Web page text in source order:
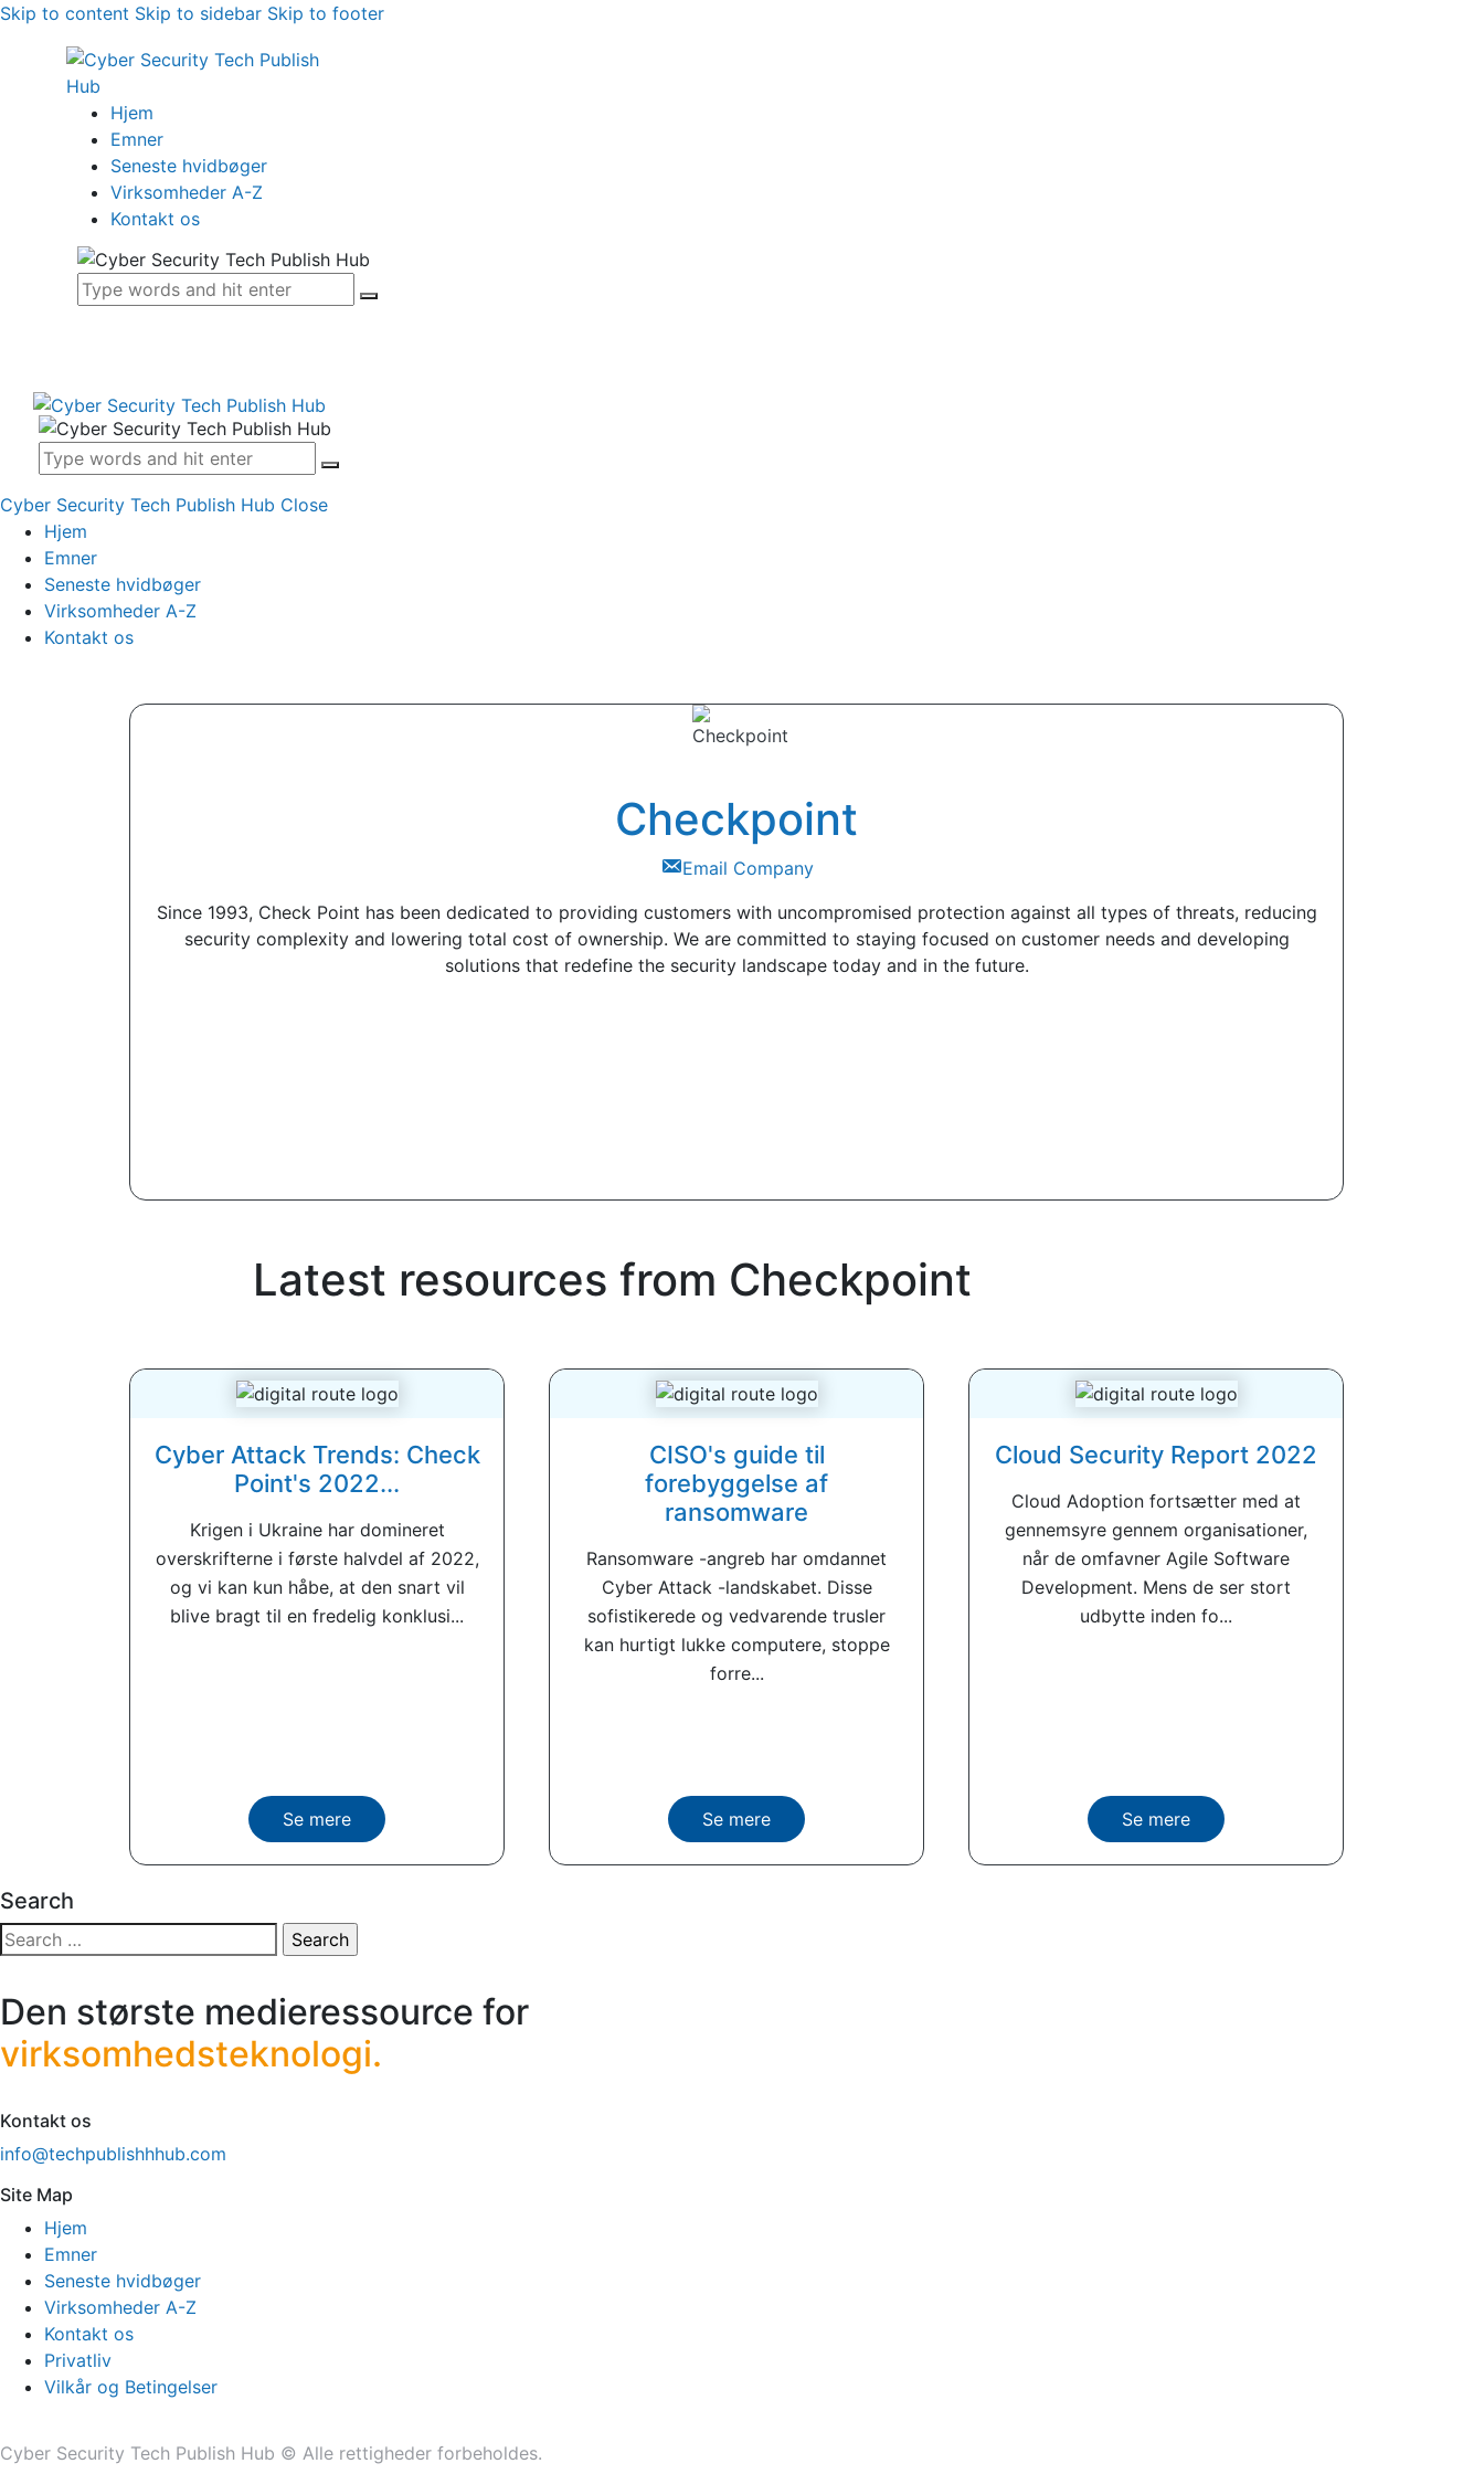
Skip to content Skip to sidebar Skip to footer
Hjem
Emner
Seneste hvidbøger
Virksomheder A-Z
Kontakt os
Cyber Security Tech Publish Hub Close
Hjem
Emner
Seneste hvidbøger
Virksomheder A-Z
Kontakt os
Checkpoint
Email Company
Since 1993, Check Point has been dedicated to providing customers with uncompromised protection against all types of threats, reducing
security complexity and lowering total cost of ownership. We are committed to staying focused on customer needs and developing
solutions that redefine the security landscape today and in the future.
Latest resources from Checkpoint
Cyber ​​Attack Trends: Check
Point's 2022...
Krigen i Ukraine har domineret
overskrifterne i første halvdel af 2022,
og vi kan kun håbe, at den snart vil
blive bragt til en fredelig konklusi...
Se mere
CISO's guide til
forebyggelse af
ransomware
Ransomware -angreb har omdannet
Cyber ​​Attack -landskabet. Disse
sofistikerede og vedvarende trusler
kan hurtigt lukke computere, stoppe
forre...
Se mere
Cloud Security Report 2022
Cloud Adoption fortsætter med at
gennemsyre gennem organisationer,
når de omfavner Agile Software
Development. Mens de ser stort
udbytte inden fo...
Se mere
Search
Search
for:
Den største medieressource for
virksomhedsteknologi.
Kontakt os
info@techpublishhhub.com
Site Map
Hjem
Emner
Seneste hvidbøger
Virksomheder A-Z
Kontakt os
Privatliv
Vilkår og Betingelser
Cyber ​​Security Tech Publish Hub © Alle rettigheder forbeholdes.